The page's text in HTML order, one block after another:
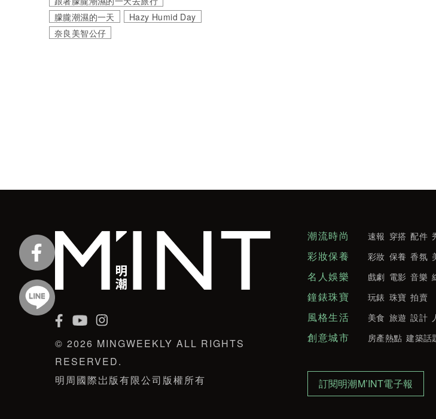
朦朧潮濕的一天
Hazy Humid Day
奈良美智公仔
© 2026 MINGWEEKLY ALL RIGHTS
RESERVED.
明周國際岀版有限公司版權所有
潮流時尚 速報 穿搭 配件
彩妝保養 彩妝 保養 香氛
名人娛樂 戲劇 電影 音樂
鐘錶珠寶 玩錶 珠寶 拍賣
風格生活 美食 旅遊 設計
創意城市 房產熱點 建築話
訂閱明潮M’INT電子報